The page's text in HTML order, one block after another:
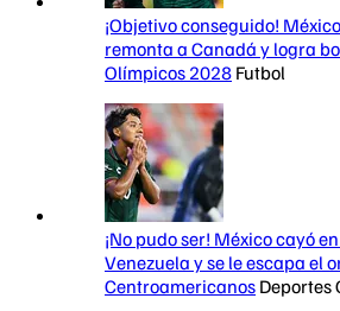
¡Objetivo conseguido!
remonta a Canadá y logra
Olímpicos 2028 Futbol
¡No pudo ser! México cayó
Venezuela y se le escapa el
Centroamericanos Deportes